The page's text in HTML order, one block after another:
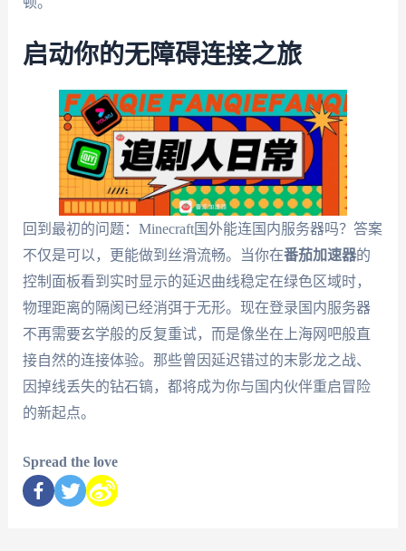
启动你的无障碍连接之旅
回到最初的问题：Minecraft国外能连国内服务器吗？答案
不仅是可以，更能做到丝滑流畅。当你在番茄加速器的
控制面板看到实时显示的延迟曲线稳定在绿色区域时，
物理距离的隔阂已经消弭于无形。现在登录国内服务器
不再需要玄学般的反复重试，而是像坐在上海网吧般直
接自然的连接体验。那些曾因延迟错过的末影龙之战、
因掉线丢失的钻石镐，都将成为你与国内伙伴重启冒险
的新起点。
Spread the love